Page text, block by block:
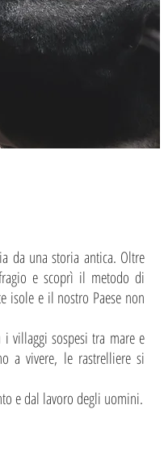
da una storia antica. Oltre
e scoprì il metodo di
isole e il nostro Paese non
i villaggi sospesi tra mare e
a vivere, le rastrelliere si
e dal lavoro degli uomini.